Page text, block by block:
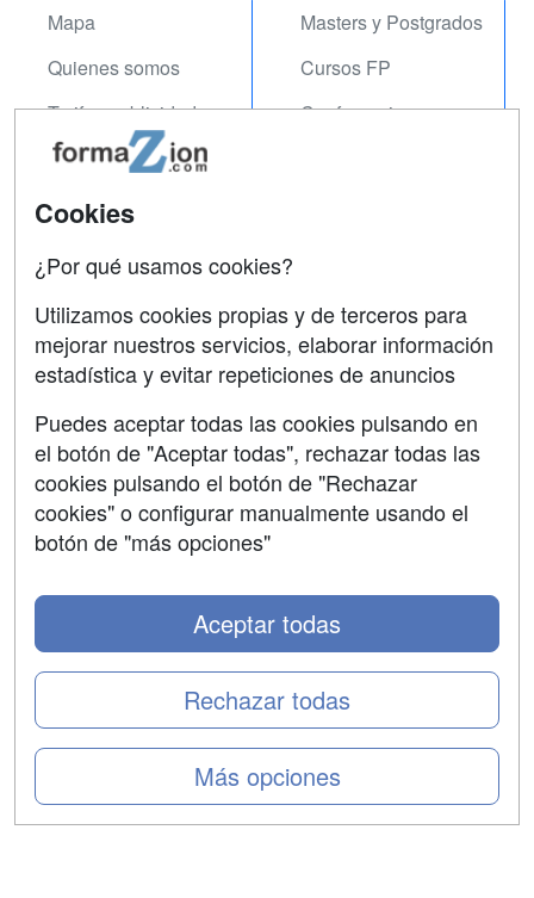
Mapa
Quienes somos
Tarifas publicidad
Acceso Usuarios
Acceso Centros
Masters y Postgrados
Cursos FP
Conferencias
Contactar
Confidencialidad
Aviso legal
Copyleft
Cookies
¿Por qué usamos cookies?
Utilizamos cookies propias y de terceros para
mejorar nuestros servicios, elaborar información
estadística y evitar repeticiones de anuncios
Puedes aceptar todas las cookies pulsando en
el botón de "Aceptar todas", rechazar todas las
cookies pulsando el botón de "Rechazar
cookies" o configurar manualmente usando el
botón de "más opciones"
Más opciones
Rechazar todas
Aceptar todas